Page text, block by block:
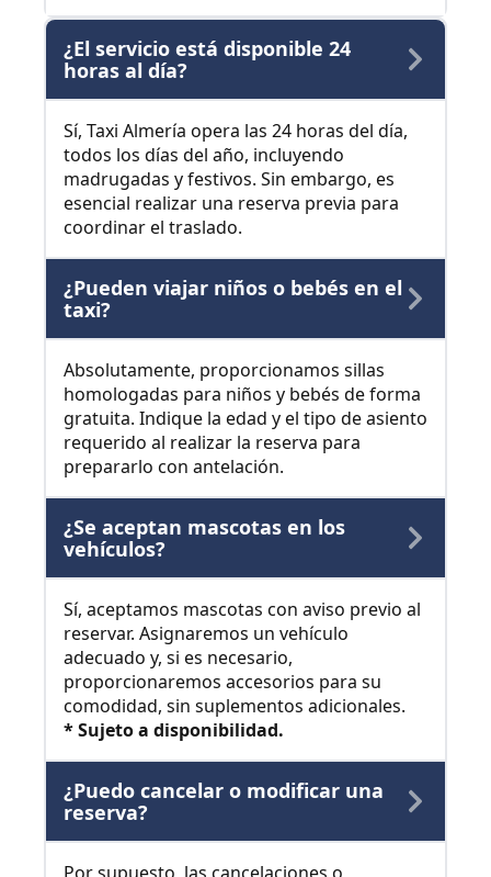
¿El servicio está disponible 24
horas al día?
Sí, Taxi Almería opera las 24 horas del día,
todos los días del año, incluyendo
madrugadas y festivos. Sin embargo, es
esencial realizar una reserva previa para
coordinar el traslado.
¿Pueden viajar niños o bebés en el
taxi?
Absolutamente, proporcionamos sillas
homologadas para niños y bebés de forma
gratuita. Indique la edad y el tipo de asiento
requerido al realizar la reserva para
prepararlo con antelación.
¿Se aceptan mascotas en los
vehículos?
Sí, aceptamos mascotas con aviso previo al
reservar. Asignaremos un vehículo
adecuado y, si es necesario,
proporcionaremos accesorios para su
comodidad, sin suplementos adicionales.
* Sujeto a disponibilidad.
¿Puedo cancelar o modificar una
reserva?